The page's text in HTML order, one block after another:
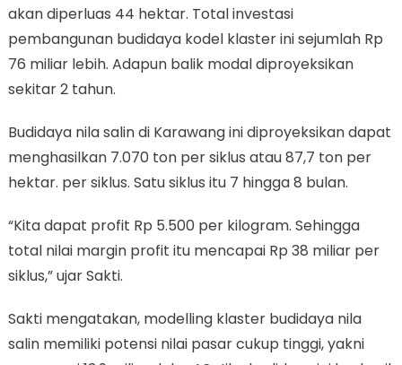
akan diperluas 44 hektar. Total investasi
pembangunan budidaya kodel klaster ini sejumlah Rp
76 miliar lebih. Adapun balik modal diproyeksikan
sekitar 2 tahun.
Budidaya nila salin di Karawang ini diproyeksikan dapat
menghasilkan 7.070 ton per siklus atau 87,7 ton per
hektar. per siklus. Satu siklus itu 7 hingga 8 bulan.
“Kita dapat profit Rp 5.500 per kilogram. Sehingga
total nilai margin profit itu mencapai Rp 38 miliar per
siklus,” ujar Sakti.
Sakti mengatakan, modelling klaster budidaya nila
salin memiliki potensi nilai pasar cukup tinggi, yakni